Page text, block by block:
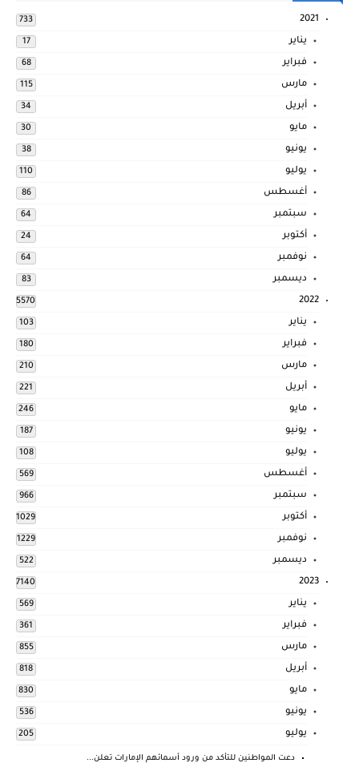
2021
733
يناير 17
فبراير 68
مارس 115
أبريل 34
مايو 30
يونيو 38
يوليو 110
أغسطس 86
سبتمبر 64
أكتوبر 24
نوفمبر 64
ديسمبر 83
2022
5570
يناير 103
فبراير 180
مارس 210
أبريل 221
مايو 246
يونيو 187
يوليو 108
أغسطس 569
سبتمبر 966
أكتوبر 1029
نوفمبر 1229
ديسمبر 522
2023
7140
يناير 569
فبراير 361
مارس 855
أبريل 818
مايو 830
يونيو 536
يوليو 205
دعت المواطنين للتأكد من ورود أسمائهم الإمارات تعلن...